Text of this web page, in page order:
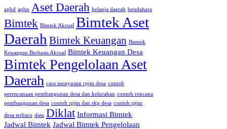
apbd apbn Aset Daerah belanja daerah bendahara
Bimtek Bimtek Akrual Bimtek Aset
Daerah Bimtek Keuangan Bimtek
Keuangan Berbasis Akrual Bimtek Keuangan Desa
Bimtek Pengelolaan Aset
Daerah cara menyusun rpjm desa contoh
perencanaan pembangunan desa dan kelurahan contoh rencana
pembangunan desa contoh rpjm dan rkp desa contoh rpjm
desa terbaru data Diklat Informasi Bimtek
Jadwal Bimtek Jadwal Bimtek Pengelolaan